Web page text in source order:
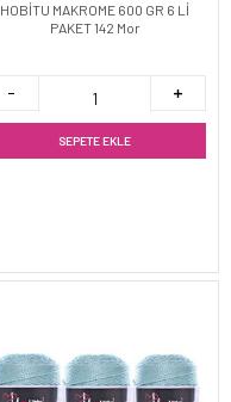
HOBİTU MAKROME 600 GR 6 Lİ
PAKET 142 Mor
SEPETE EKLE